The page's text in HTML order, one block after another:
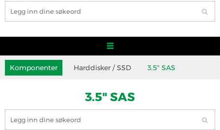
Komponenter Harddisker / SSD 3.5" SAS
3.5" SAS